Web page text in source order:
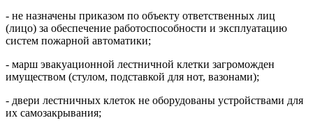
- не назначены приказом по объекту ответственных лиц
(лицо) за обеспечение работоспособности и эксплуатацию
систем пожарной автоматики;
- марш эвакуационной лестничной клетки загроможден
имуществом (стулом, подставкой для нот, вазонами);
- двери лестничных клеток не оборудованы устройствами для
их самозакрывания;